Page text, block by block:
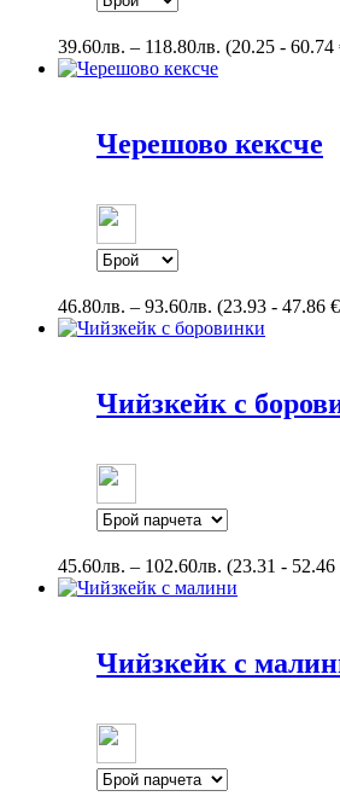
39.60лв. – 118.80лв. Price
(20.25 - 60.74
Черешово кексче
46.80лв. – 93.60лв. Price
range:
93.60лв.
(23.93 - 47.86
Чийзкейк с
45.60лв. – 102.60лв. Price
range:
(23.31 - 52.46
Чийзкейк с